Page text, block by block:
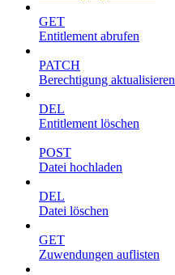
GET
Entitlement abrufen
PATCH
Berechtigung aktualisieren
DEL
Entitlement löschen
POST
Datei hochladen
DEL
Datei löschen
GET
Zuwendungen auflisten